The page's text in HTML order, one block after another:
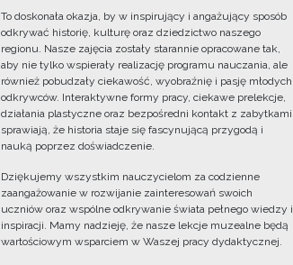
To doskonała okazja, by w inspirujący i angażujący sposób
odkrywać historię, kulturę oraz dziedzictwo naszego
regionu. Nasze zajęcia zostały starannie opracowane tak,
aby nie tylko wspierały realizację programu nauczania, ale
również pobudzały ciekawość, wyobraźnię i pasję młodych
odkrywców. Interaktywne formy pracy, ciekawe prelekcje,
działania plastyczne oraz bezpośredni kontakt z zabytkami
sprawiają, że historia staje się fascynującą przygodą i
nauką poprzez doświadczenie.
Dziękujemy wszystkim nauczycielom za codzienne
zaangażowanie w rozwijanie zainteresowań swoich
uczniów oraz wspólne odkrywanie świata pełnego wiedzy i
inspiracji. Mamy nadzieję, że nasze lekcje muzealne będą
wartościowym wsparciem w Waszej pracy dydaktycznej.